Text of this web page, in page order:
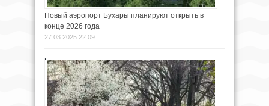
Новый аэропорт Бухары планируют открыть в
конце 2026 года
27.03.2025 22:09